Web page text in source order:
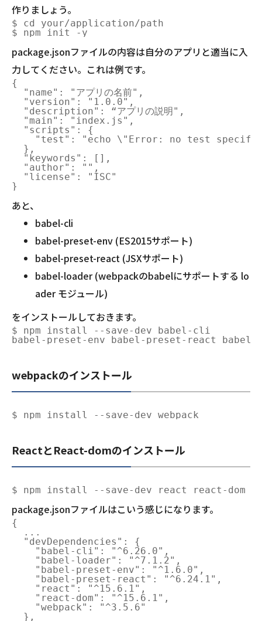
作りましょう。
$ cd your/application/path
package.jsonファイルの内容は自分のアプリと適当に入
力してください。これは例です。
{
  "name": "アプリの名前",
  "version": "1.0.0",
  "description": “アプリの説明",
  "main": "index.js",
  "scripts": {
"test": "echo \"Error: no test
  },
  "keywords": [],
  "author": "",
  "license": "ISC"
あと、
babel-cli
babel-preset-env (ES2015サポート)
babel-preset-react (JSXサポート)
babel-loader (webpackのbabelにサポートする lo
ader モジュール)
をインストールしておきます。
$ npm install --save-dev babel-cli
webpackのインストール
ReactとReact-domのインストール
package.jsonファイルはこいう感じになります。
{
  ...
  "devDependencies": {
    "babel-cli": "^6.26.0",
    "babel-loader": "^7.1.2",
    "babel-preset-env": "^1.6.0",
    "babel-preset-react": "^6.24.1",
    "react": "^15.6.1",
    "react-dom": "^15.6.1",
    "webpack": "^3.5.6"
  },